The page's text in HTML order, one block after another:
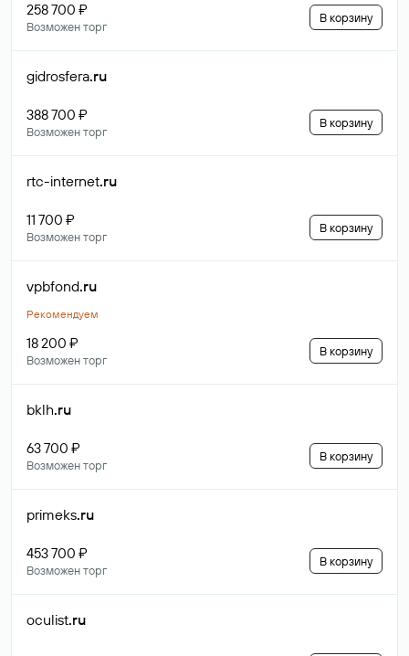
258 700 ₽
Возможен торг
В корзину
gidrosfera.ru
388 700 ₽
Возможен торг
В корзину
rtc-internet.ru
11 700 ₽
Возможен торг
В корзину
vpbfond.ru
Рекомендуем
18 200 ₽
Возможен торг
В корзину
bklh.ru
63 700 ₽
Возможен торг
В корзину
primeks.ru
453 700 ₽
Возможен торг
В корзину
oculist.ru